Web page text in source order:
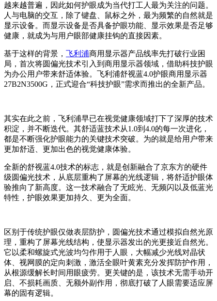
越来越普遍，因此如何护眼成为当代打工人最为关注的问题。
人与电脑的交互，除了键盘、鼠标之外，最为频繁的自然就是
显示设备。而显示设备是否具备护眼功能、显示效果是否足够
健康，就成为与用户眼部健康挂钩的直接因素。
基于这样的背景， 飞利浦商用显示器产品线率先打破行业困
局，首次将圆偏光技术引入到商用显示器领域，借助科技护眼
为办公用户带来舒适体验。飞利浦舒视蓝4.0护眼商用显示器
27B2N3500G，正式迎合“科技护眼”需求而推出的全新产品。
其实在此之前，飞利浦早已在视觉健康领域打下了深厚的技术
积淀，并不断迭代。其舒适蓝技术从1.0到4.0的每一次进化，
都是不断强化护眼能力的关键技术突破。为的就是给用户带来
更加舒适、更加出色的视觉健康体验。
全新的舒视蓝4.0技术的标志，就是创新融合了京东方的硬件
级圆偏光技术，从底层重构了屏幕的光线逻辑，将舒适护眼体
验推向了新高度。这一技术融合了无眩光、无频闪以及低蓝光
特性，护眼效果更加持久、更为全面。
区别于传统护眼仅做表层防护，圆偏光技术通过模拟自然光原
理，重构了屏幕光线结构，使显示器发出的光更接近自然光。
它以柔和螺旋式光波均匀作用于人眼，大幅减少光线对晶状
体、视网膜的定向刺激，激活全眼叶黄素充分发挥防护作用，
从根源缓解长时间用眼疲劳。更关键的是，该技术无需手动开
启、不损耗画质、无额外副作用，彻底打破了人眼需要适应屏
幕的固有逻辑。